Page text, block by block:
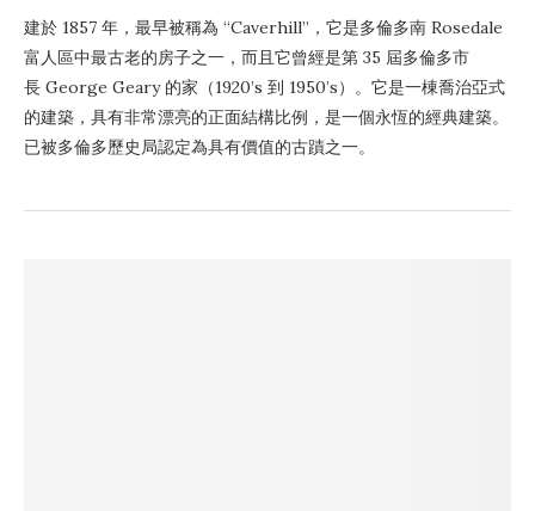
建於 1857 年，最早被稱為 “Caverhill”，它是多倫多南 Rosedale
富人區中最古老的房子之一，而且它曾經是第 35 屆多倫多市
長 George Geary 的家（1920’s 到 1950’s）。它是一棟喬治亞式
的建築，具有非常漂亮的正面結構比例，是一個永恆的經典建築。
已被多倫多歷史局認定為具有價值的古蹟之一。